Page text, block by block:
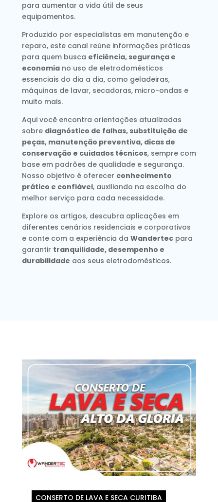
para aumentar a vida útil de seus
equipamentos.
Produzido por especialistas em manutenção e
reparo, este canal reúne informações práticas
para quem busca eficiência, segurança e
economiano uso de eletrodomésticos
essenciais do dia a dia, como geladeiras,
máquinas de lavar, secadoras, micro-ondas e
muito mais.
Aqui você encontra orientações atualizadas
sobre diagnóstico de falhas, substituição de
peças, manutenção preventiva, dicas de
conservação e cuidados técnicos, sempre com
base em padrões de qualidade e segurança.
Nosso objetivo é oferecer conhecimento
prático e confiável, auxiliando na escolha do
melhor serviço para cada necessidade.
Explore os artigos, descubra aplicações em
diferentes cenários residenciais e corporativos
e conte com a experiência da Wandertecpara
garantir tranquilidade, desempenho e
durabilidade aos seus eletrodomésticos.
CONSERTO DE LAVA E SECA CURITIBA